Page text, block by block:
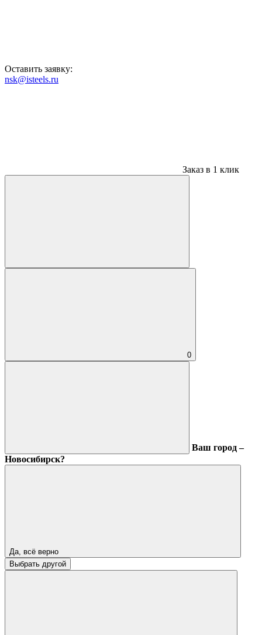
Оставить заявку:
nsk@isteels.ru
Заказ в 1 клик
0
Ваш город –
Новосибирск?
Да, всё верно
Выбрать другой